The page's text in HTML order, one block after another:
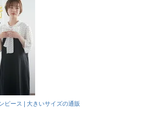
ピース | 大きいサイズの通販